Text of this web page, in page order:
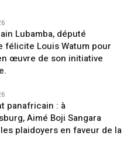
Lubamba, député
félicite Louis Watum pour
œuvre de son initiative
panafricain : à
Aimé Boji Sangara
plaidoyers en faveur de la